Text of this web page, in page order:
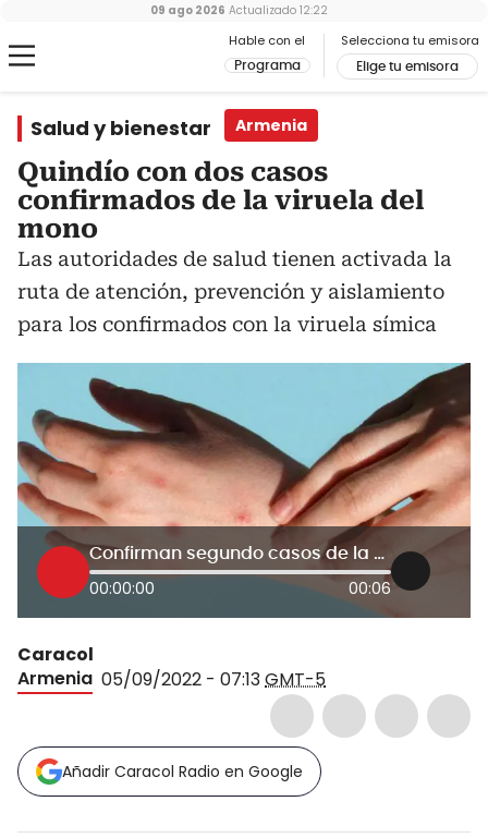
Hable con el
Programa
Selecciona tu emisora
Elige tu emisora
09 ago 2026 Actualizado 12:22
Salud y bienestar Armenia
Quindío con dos casos
confirmados de la viruela del
mono
Las autoridades de salud tienen activada la
ruta de atención, prevención y aislamiento
para los confirmados con la viruela símica
Confirman segundo casos de la viruela del mono en Quindío
00:00:00 00:06
Caracol
Armenia 05/09/2022 - 07:13GMT-5
Añadir Caracol Radio en Google